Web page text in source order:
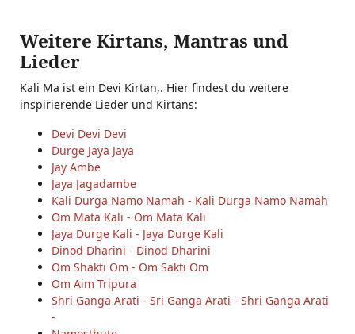
Weitere Kirtans, Mantras und
Lieder
Kali Ma ist ein Devi Kirtan,. Hier findest du weitere
inspirierende Lieder und Kirtans:
Devi Devi Devi
Durge Jaya Jaya
Jay Ambe
Jaya Jagadambe
Kali Durga Namo Namah - Kali Durga Namo Namah
Om Mata Kali - Om Mata Kali
Jaya Durge Kali - Jaya Durge Kali
Dinod Dharini - Dinod Dharini
Om Shakti Om - Om Sakti Om
Om Aim Tripura
Shri Ganga Arati - Sri Ganga Arati - Shri Ganga Arati
-